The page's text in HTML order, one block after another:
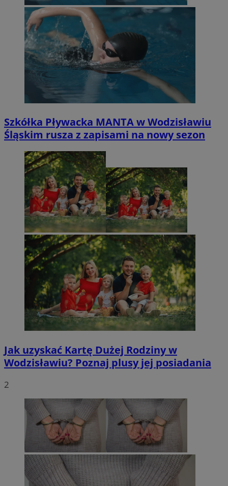
Szkółka Pływacka MANTA w Wodzisławiu
Śląskim rusza z zapisami na nowy sezon
Jak uzyskać Kartę Dużej Rodziny w
Wodzisławiu? Poznaj plusy jej posiadania
2